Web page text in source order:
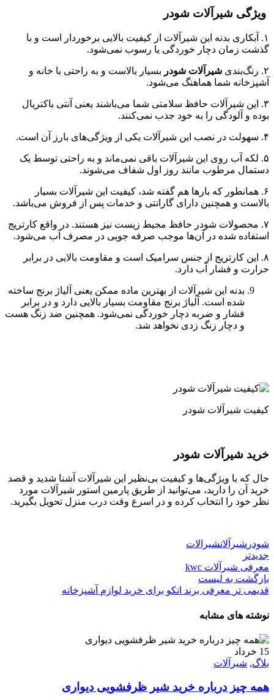
ویژگی شیرآلات شودر
۱. آبکاری بدنه این شیرآلات از کیفیت بالایی برخوردار است و با
گذشت زمان دچار خوردگی یا رسوب نمی‌شود.
۲. رنگ‌بندی شیرآلات شودر بسیار بالاست و به راحتی با خانه و
آشپزخانه شما هماهنگ می‌شود‌.
۳. این شیرآلات حافظ سلامتی شما می‌باشند یعنی آنتی باکتریال
بوده و آلودگی را به خود جذب نمی‌کنند‌.
۴. سهولت در نصب این شیرآلات یکی از ویژگی‌های بارز آن است‌.
۵. لکه آب روی این شیرآلات باقی نمی‌ماند و به راحتی توسط یک
دستمال مرطوب مانند روز اول شفاف می‌شوند‌.
۶. همانطور که بارها هم گفته شد، کیفیت این شیرآلات بسیار
بالاست و همچنین دارای گارانتی و خدمات پس از فروش می‌باشد‌.
۷. محصولات شودر حافظ محیط زیست نیز هستند‌. در واقع کارتریج
استفاده شده در آن‌ها موجب صرفه جویی در مصرف آب می‌شود.
۸. این کارتریج از جنس سرامیک است و مقاومت بالایی در برابر
حرارت و فشار آب دارد.
بدنه این شیرآلات از بهترین ماده ممکن یعنی آلیاژ برنج ساخته
شده است. آلیاژ برنج مقاومت بسیار بالایی دارد و در برابر
فشار و ضربه دچار خوردگی نمی‌شود. همچنین ضد زنگ هست
و دچار زنگ زدی نخواهد شد.
کیفیت شیرآلات شودر
خرید شیرآلات شودر
حال که با ویژگی‌ها و کیفیت بی‌نظیر این شیرآلات آشنا شدید و قصد
خرید آن را دارید، می‌توانید از طریق پارمین استور شیرآلات مورد
نظر خود را انتخاب کرده و در اسرع وقت درب منزل تحویل بگیرید.
شودر شیرآلاتشیرالات
جدیدتر
معرفی شیرآلات kwc
بازگشت به لیست
قدیمی تر معرفی برند اتکو برای خرید لوازم آشپزخانه
نوشته های مشابه
15 خرداد
بلاگ, شیرآلات
همه چیز درباره خرید شیر ظرفشویی دیواری